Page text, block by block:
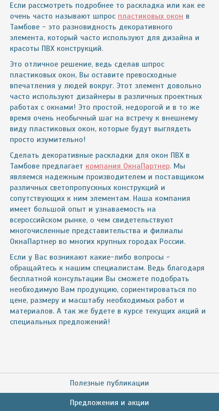
Если рассмотреть подробнее то раскладка или как ее
очень часто называют шпрос пластиковых окон в
Тамбове - это разновидность декоративного
элемента, который часто используют для дизайна и
красоты ПВХ конструкций.
Это отличное решение, ведь сделав шпрос
пластиковых окон, Вы оставите превосходные
впечатления у людей вокруг. Этот элемент довольно
часто используют дизайнеры в различных проектных
работах с окнами! Это простой, недорогой и в то же
время очень необычный шаг на встречу к внешнему
виду пластиковых окон, которые будут выглядеть
просто изумительно!
Сделать декоративные раскладки для окон ПВХ в
Тамбове предлагает компания ОкнаПартнер. Мы
являемся надежным производителем и поставщиком
различных светопропускных конструкций и
сопутствующих к ним элементам. Наша компания
имеет большой опыт и узнаваемость на
всероссийском рынке, о чем свидетельствуют
многочисленные представительства и филиалы
ОкнаПартнер во многих крупных городах России.
Если у Вас возникают какие-либо вопросы -
обращайтесь к нашим специалистам. Ведь благодаря
бесплатной консультации Вы сможете подобрать
необходимую Вам продукцию, сориентироваться по
цене, размеру и масштабу необходимых работ и
материалов. А так же будете в курсе текущих акций и
специальных предложений!
Полезные публикации
Предложения и акции